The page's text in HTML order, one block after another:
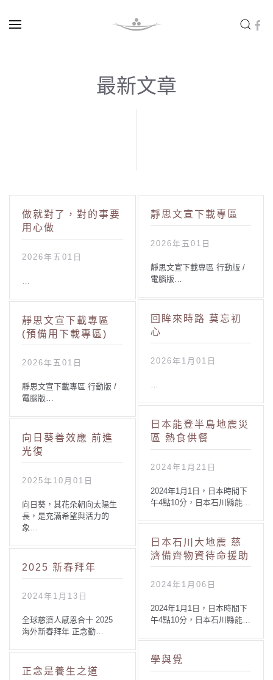
最新文章
做就對了，對的事要
用心做
2026年五01日
靜思文宣下載專區
2026年五01日
靜思文宣下載專區 行動版 /
電腦版…
靜思文宣下載專區
(預備用下載專區)
2026年五01日
靜思文宣下載專區 行動版 /
電腦版…
回眸來時路 莫忘初
心
2026年1月01日
…
向日葵善效應 前進
光復
2025年10月01日
向日葵，其花朵朝向太陽生
長，是充滿希望與活力的
象…
日本能登半島地震災
區 熱食供餐
2024年1月21日
2024年1月1日，日本時間下
午4點10分，日本石川縣能…
2025 新春拜年
2024年1月13日
全球慈濟人感恩合十 2025
海外新春拜年 正念勤…
日本石川大地震 慈
濟備齊物資待命援助
2024年1月06日
2024年1月1日，日本時間下
午4點10分，日本石川縣能…
正念是養生之道
學與覺